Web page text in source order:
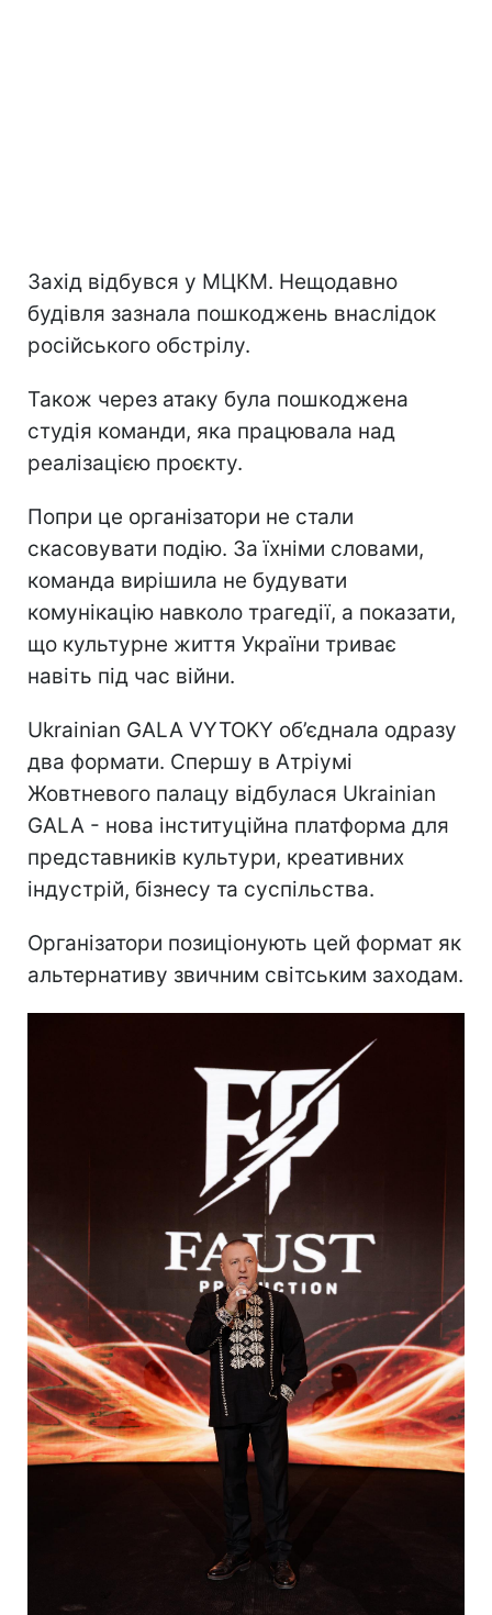
Захід відбувся у МЦКМ. Нещодавно
будівля зазнала пошкоджень внаслідок
російського обстрілу.
Також через атаку була пошкоджена
студія команди, яка працювала над
реалізацією проєкту.
Попри це організатори не стали
скасовувати подію. За їхніми словами,
команда вирішила не будувати
комунікацію навколо трагедії, а показати,
що культурне життя України триває
навіть під час війни.
Ukrainian GALA VYTOKY об’єднала одразу
два формати. Спершу в Атріумі
Жовтневого палацу відбулася Ukrainian
GALA - нова інституційна платформа для
представників культури, креативних
індустрій, бізнесу та суспільства.
Організатори позиціонують цей формат як
альтернативу звичним світським заходам.